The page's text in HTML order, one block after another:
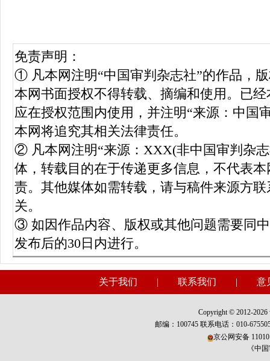
免责声明：
① 凡本网注明“中国审判杂志社”的作品，
本网书面授权不得转载、摘编和使用。已
应在授权范围内使用，并注明“来源：中国
本网将追究其相关法律责任。
② 凡本网注明“来源：XXX(非中国审判杂
体，转载目的在于传递更多信息，不代表
责。其他媒体如需转载，请与稿件来源方
关。
③ 如因作品内容、版权或其他问题需要同
发布后的30日内进行。
关于我们 | 联系我们 | 意
Copyright © 2012-2026
邮编：100745 联系电话：010-
京公网安备
《中